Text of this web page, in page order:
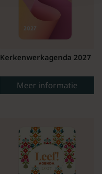
Kerkenwerkagenda 2027
Meer informatie